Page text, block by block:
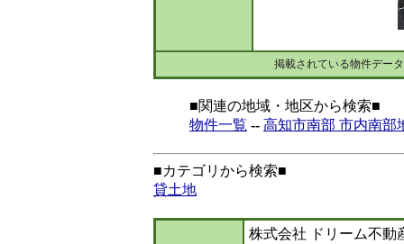
掲載されている物件デー
■関連の地域・地区から検索■
物件一覧 -- 高知市南部 市内南部
■カテゴリから検索■
貸土地
株式会社 ドリーム不動